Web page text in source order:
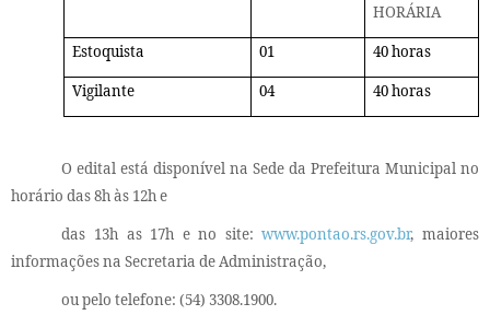
HORÁRIA
Estoquista
01
40 horas
Vigilante
04 40 horas
O edital está disponível na Sede da Prefeitura Municipal no
horário das 8h às 12h e
das 13h as 17h e no site:www.pontao.rs.gov.br, maiores
informações na Secretaria de Administração,
ou pelo telefone: (54) 3308.1900.